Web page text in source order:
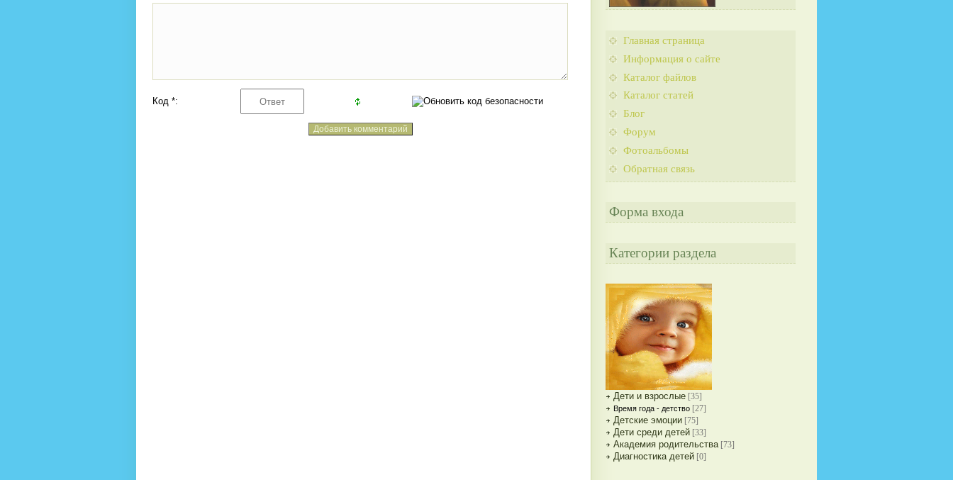
Код *:
Главная страница
Информация о сайте
Каталог файлов
Каталог статей
Блог
Форум
Фотоальбомы
Обратная связь
Форма входа
Категории раздела
Дети и взрослые [35]
Время года - детство [27]
Детские эмоции [75]
Дети среди детей [33]
Академия родительства [73]
Диагностика детей [0]